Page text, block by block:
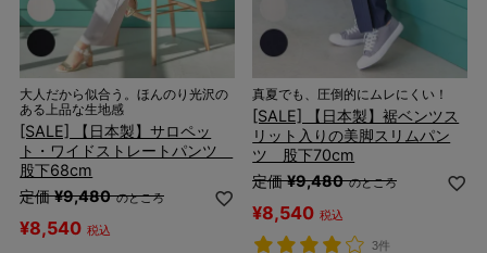
大人だから似合う。ほんのり光沢の
ある上品な生地感
[SALE] 【日本製】サロペッ
ト・ワイドストレートパンツ
股下68cm
定価 ¥9,480 のところ
¥8,540 税込
真夏でも、圧倒的にムレにくい！
[SALE] 【日本製】裾ベンツス
リット入りの美脚スリムパン
ツ 股下70cm
定価 ¥9,480 のところ
¥8,540 税込
3件